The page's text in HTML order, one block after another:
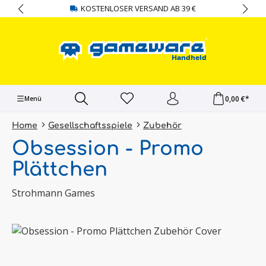
springen KOSTENLOSER VERSAND AB 39 €
Menü 0,00 €*
Home Gesellschaftsspiele Zubehör
Obsession - Promo
Plättchen
Strohmann Games
Bildergalerie überspringen